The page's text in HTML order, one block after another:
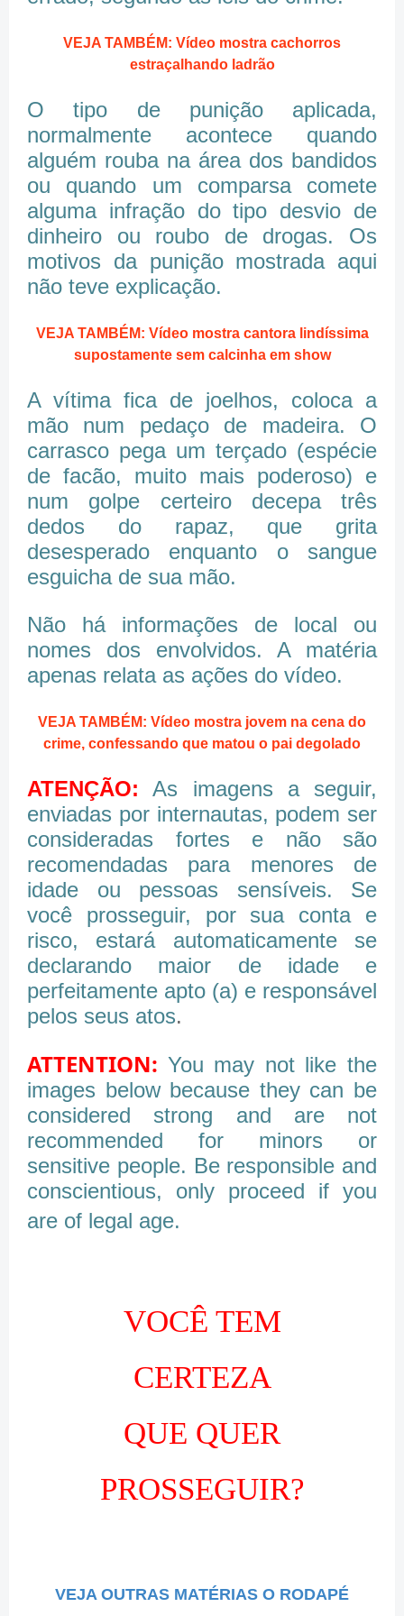
VEJA TAMBÉM: Vídeo mostra cachorros
estraçalhando ladrão
O tipo de punição aplicada,
normalmente acontece quando
alguém rouba na área dos bandidos
ou quando um comparsa comete
alguma infração do tipo desvio de
dinheiro ou roubo de drogas. Os
motivos da punição mostrada aqui
não teve explicação.
VEJA TAMBÉM: Vídeo mostra cantora lindíssima
supostamente sem calcinha em show
A vítima fica de joelhos, coloca a
mão num pedaço de madeira. O
carrasco pega um terçado (espécie
de facão, muito mais poderoso) e
num golpe certeiro decepa três
dedos do rapaz, que grita
desesperado enquanto o sangue
esguicha de sua mão.
Não há informações de local ou
nomes dos envolvidos. A matéria
apenas relata as ações do vídeo.
VEJA TAMBÉM: Vídeo mostra jovem na cena do
crime, confessando que matou o pai degolado
ATENÇÃO:
As imagens a seguir,
enviadas por internautas, podem ser
consideradas fortes e não são
recomendadas para menores de
idade ou pessoas sensíveis. Se
você prosseguir, por sua conta e
risco, estará automaticamente se
declarando maior de idade e
perfeitamente apto (a) e responsável
pelos seus atos.
ATTENTION: You may not like the
images below because they can be
considered strong and are not
recommended for minors or
sensitive people. Be responsible and
conscientious, only proceed if you
are of legal age.
VOCÊ TEM
CERTEZA
QUE QUER
PROSSEGUIR?
VEJA OUTRAS MATÉRIAS O RODAPÉ